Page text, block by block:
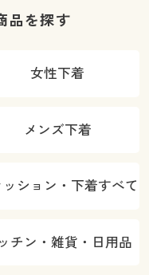
品を探す
女性下着
メンズ下着
ッション・下着すべて
チン・雑貨・日用品